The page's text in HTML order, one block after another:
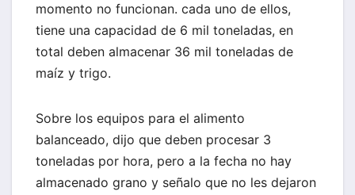
momento no funcionan. cada uno de ellos,
tiene una capacidad de 6 mil toneladas, en
total deben almacenar 36 mil toneladas de
maíz y trigo.
Sobre los equipos para el alimento
balanceado, dijo que deben procesar 3
toneladas por hora, pero a la fecha no hay
almacenado grano y señalo que no les dejaron